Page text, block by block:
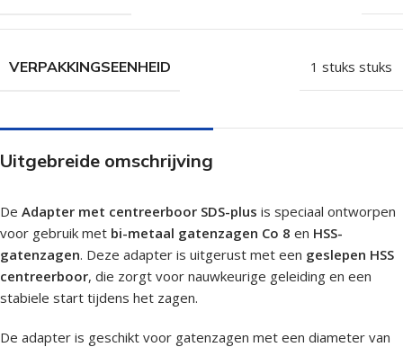
VERPAKKINGSEENHEID 1 stuks stuks
Uitgebreide omschrijving
De Adapter met centreerboor SDS-plus is speciaal ontworpen
voor gebruik met bi-metaal gatenzagen Co 8 en HSS-
gatenzagen. Deze adapter is uitgerust met een geslepen HSS
centreerboor, die zorgt voor nauwkeurige geleiding en een
stabiele start tijdens het zagen.
De adapter is geschikt voor gatenzagen met een diameter van